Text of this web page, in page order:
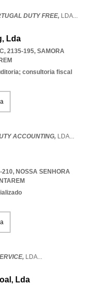
DUTY FREE, LDA...
Lda
2135-195, SAMORA
consultoria fiscal
ACCOUNTING, LDA...
210, NOSSA SENHORA
LDA...
Lda